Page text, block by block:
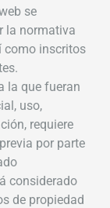
se
la normativa
como inscritos
la que fueran
uso,
requiere
por parte
considerado
de propiedad